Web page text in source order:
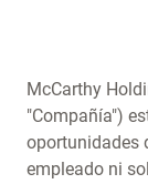
McCarthy
"Compañía")
oportunidades
empleado ni